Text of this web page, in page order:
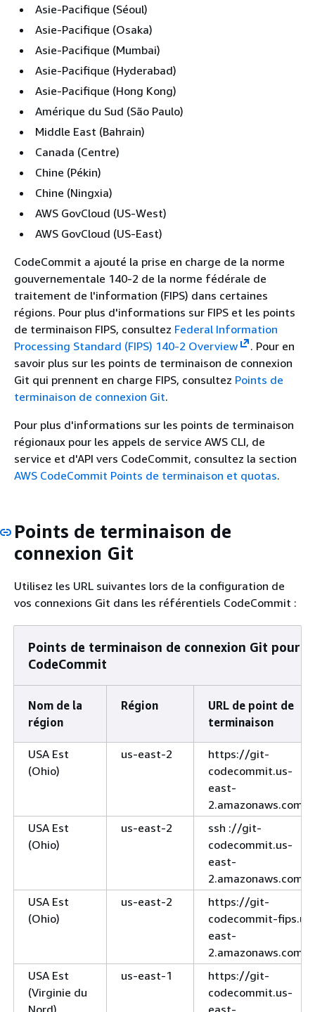
Asie-Pacifique (Séoul)
Asie-Pacifique (Osaka)
Asie-Pacifique (Mumbai)
Asie-Pacifique (Hyderabad)
Asie-Pacifique (Hong Kong)
Amérique du Sud (São Paulo)
Middle East (Bahrain)
Canada (Centre)
Chine (Pékin)
Chine (Ningxia)
AWS GovCloud (US-West)
AWS GovCloud (US-East)
CodeCommit a ajouté la prise en charge de la norme
gouvernementale 140-2 de la norme fédérale de
traitement de l'information (FIPS) dans certaines
régions. Pour plus d'informations sur FIPS et les points
de terminaison FIPS, consultez Federal Information
Processing Standard (FIPS) 140-2 Overview
. Pour en
savoir plus sur les points de terminaison de connexion
Git qui prennent en charge FIPS, consultez Points de
terminaison de connexion Git.
Pour plus d'informations sur les points de terminaison
régionaux pour les appels de service AWS CLI, de
service et d'API vers CodeCommit, consultez la section
AWS CodeCommit Points de terminaison et quotas.
Points de terminaison de
connexion Git
Utilisez les URL suivantes lors de la configuration de
vos connexions Git dans les référentiels CodeCommit :
Points de terminaison de connexion Git pour
CodeCommit
Nom de la
région
Région
URL de point de
terminaison
USA Est
(Ohio)
us-east-2
https://git-
codecommit.us-
east-
2.amazonaws.com
USA Est
(Ohio)
us-east-2
ssh ://git-
codecommit.us-
east-
2.amazonaws.com
USA Est
(Ohio)
us-east-2
https://git-
codecommit-
east-
2.amazonaws.com
USA Est
(Virginie du
Nord)
us-east-1
https://git-
codecommit.us-
east-